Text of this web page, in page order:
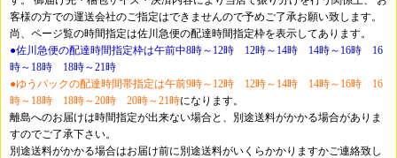
客様の方での運送会社のご指定はできませんので予めご了承お願い致します。
尚、ページ覧の時間指定は佐川急便の配達時間指定枠を表示してあります。
●佐川急便の配達時間指定枠は午前中8時～12時 12時～14時 14時～16時 16
時～18時 18時～21時
●ゆうパックの配達時間帯指定は午前9時～12時 12時～14時 14時～16時 16
時～18時 18時～20時 20時～21時になります。
離島へのお届けは時間指定が出来ない場合と、別途送料がかかる場合がありま
すのでご了承下さい。
別途送料がかかる場合はお届け前に別途送料がいくらかかりますかご連絡致し